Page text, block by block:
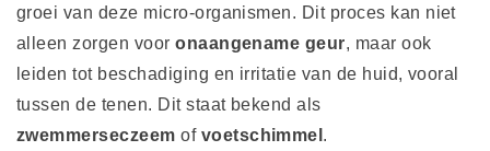
groei van deze micro-organismen. Dit proces kan niet
alleen zorgen vooronaangename geur, maar ook
leiden tot beschadiging en irritatie van de huid, vooral
tussen de tenen. Dit staat bekend als
zwemmerseczeem of voetschimmel .